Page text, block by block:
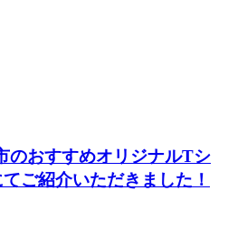
のおすすめオリジナルTシ
ご紹介いただきました！